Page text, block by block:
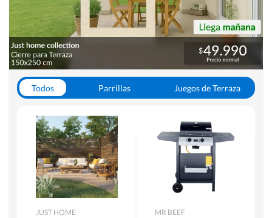
Todos Parrillas
Juegos de Terraza
JUST HOME
MR BEEF